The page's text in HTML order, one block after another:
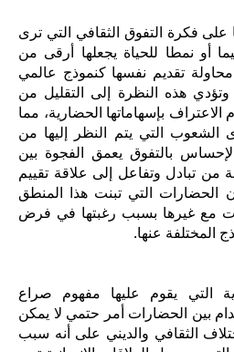
فكرة التفوق الثقافي التي ترى
أو نمطا للحياة يجعلها أرقى من
تقديم نفسها كنموذج عالمي
هذه النظرة إلى التقليل من
بإسهاماتها الحضارية، مما
الشعوب التي يتم النظر إليها من
بالتفوق يعمق الفجوة بين
من تبادل وتفاعل إلى علاقة تقييم
الحضارات التي تبنت هذا المنطق
مع غيرها بسبب رغبتها في فرض
المختلفة عنها.
التي يقوم عليها مفهوم صراع
بين الحضارات أمر حتمي لا يمكن
الثقافي والديني على أنه سبب